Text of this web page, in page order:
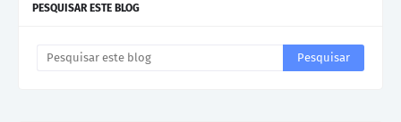
PESQUISAR ESTE BLOG